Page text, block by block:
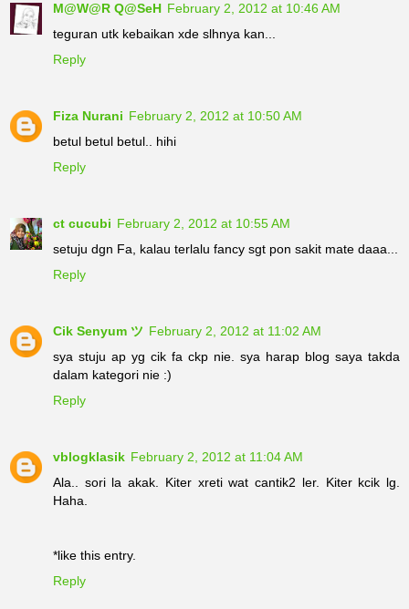
M@W@R Q@SeH February 2, 2012 at 10:46 AM
teguran utk kebaikan xde slhnya kan...
Reply
Fiza Nurani February 2, 2012 at 10:50 AM
betul betul betul.. hihi
Reply
ct cucubi February 2, 2012 at 10:55 AM
setuju dgn Fa, kalau terlalu fancy sgt pon sakit mate daaa...
Reply
Cik Senyum ツ February 2, 2012 at 11:02 AM
sya stuju ap yg cik fa ckp nie. sya harap blog saya takda
dalam kategori nie :)
Reply
vblogklasik February 2, 2012 at 11:04 AM
Ala.. sori la akak. Kiter xreti wat cantik2 ler. Kiter kcik lg.
Haha.
*like this entry.
Reply